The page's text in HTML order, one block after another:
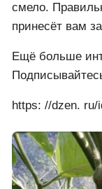
смело.
принесёт вам
Ещё больше
https: //dzen. ru/